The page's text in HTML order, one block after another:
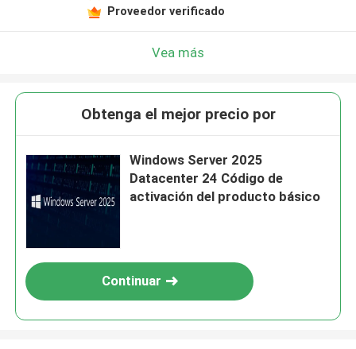
Proveedor verificado
Vea más
Obtenga el mejor precio por
Windows Server 2025
Datacenter 24 Código de
activación del producto básico
Continuar